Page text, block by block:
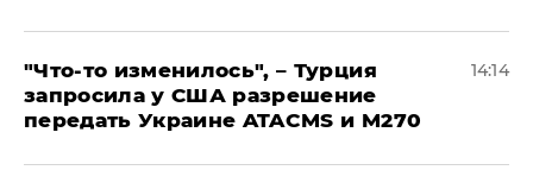
​"Что-то изменилось", – Турция
запросила у США разрешение
передать Украине ATACMS и M270
14:14